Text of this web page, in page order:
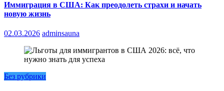
Иммиграция в США: Как преодолеть страхи и начать
новую жизнь
02.03.2026 adminsauna
Без рубрики